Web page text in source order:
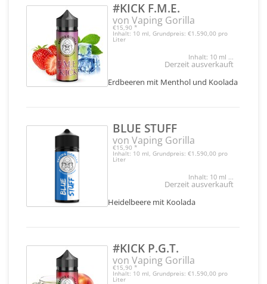
#KICK F.M.E.
von Vaping Gorilla
€15,90 *
Inhalt: 10 ml, Grundpreis: €1.590,00 pro
Liter
Inhalt: 10 ml ...
Derzeit ausverkauft
Erdbeeren mit Menthol und Koolada
BLUE STUFF
von Vaping Gorilla
€15,90 *
Inhalt: 10 ml, Grundpreis: €1.590,00 pro
Liter
Inhalt: 10 ml ...
Derzeit ausverkauft
Heidelbeere mit Koolada
#KICK P.G.T.
von Vaping Gorilla
€15,90 *
Inhalt: 10 ml, Grundpreis: €1.590,00 pro
Liter